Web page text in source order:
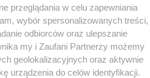
przeglądania w celu zapewniania
wybór spersonalizowanych treści,
odbiorców oraz ulepszanie
my i Zaufani Partnerzy możemy
geolokalizacyjnych oraz aktywnie
urządzenia do celów identyfikacji.